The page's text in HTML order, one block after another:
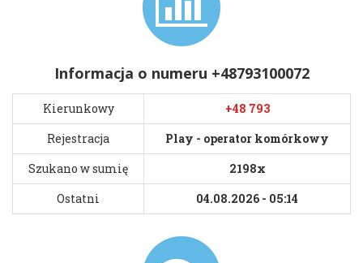
Informacja o numeru +48793100072
Kierunkowy
+48 793
Rejestracja
Play - operator komórkowy
Szukano w sumię
2198x
Ostatni
04.08.2026 - 05:14